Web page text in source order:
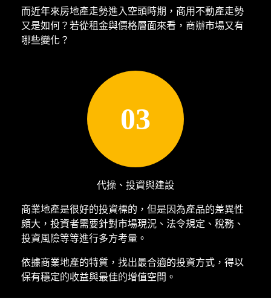
而近年來房地產走勢進入空頭時期，商用不動產走勢
又是如何？若從租金與價格層面來看，商辦市場又有
哪些變化？
03
代操、投資與建設
商業地產是很好的投資標的，但是因為產品的差異性
頗大，投資者需要針對市場現況、法令規定、稅務、
投資風險等等進行多方考量。
依據商業地產的特質，找出最合適的投資方式，得以
保有穩定的收益與最佳的增值空間。